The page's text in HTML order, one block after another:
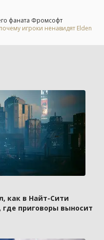
фаната Фромсофт
игроки ненавидят Elden
как в Найт-Сити
приговоры выносит